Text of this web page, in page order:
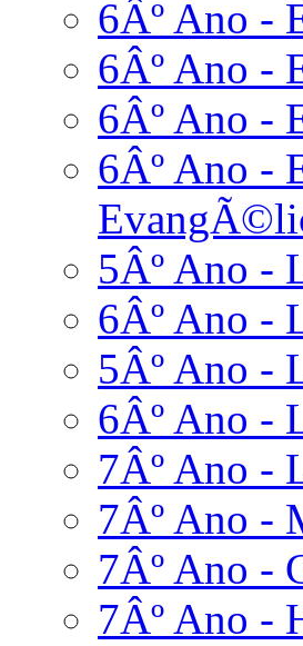
6Âº Ano -
6Âº Ano -
6Âº Ano -
6Âº Ano -
5Âº Ano -
6Âº Ano -
5Âº Ano -
6Âº Ano -
7Âº Ano -
7Âº Ano -
7Âº Ano -
7Âº Ano -